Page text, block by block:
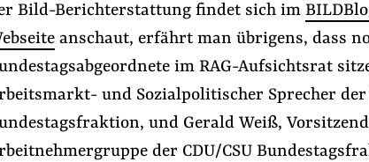
Bild-Berichterstattung findet sich im
anschaut, erfährt man übrigens, dass
im RAG-Aufsichtsrat
und Sozialpolitischer Sprecher der
und Gerald Weiß,
der CDU/CSU